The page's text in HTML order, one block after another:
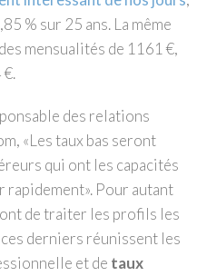
% sur 25 ans. La même
mensualités de 1161 €,
des relations
«Les taux bas seront
qui ont les capacités
Pour autant
de traiter les profils les
derniers réunissent les
et de taux